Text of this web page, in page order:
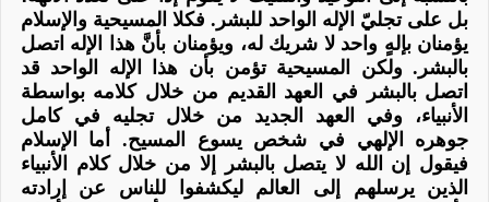
بل علىتجليّ الإله الواحد للبشر . فكلا المسيحية والإسلام
يؤمنان بإلهٍ واحد لا شريك له، ويؤمنان بأنَّ هذا الإله اتصل
بالبشر. ولكن المسيحية تؤمن بأن هذا الإله الواحد قد
اتصل بالبشر في العهد القديم من خلال كلامه بواسطة
الأنبياء، وفي العهد الجديد من خلالتجليه في كامل
جوهره الإلهي في شخص يسوع المسيح. أما الإسلام
فيقول إن الله لا يتصل بالبشر إلا من خلال كلام الأنبياء
الذين يرسلهم إلى العالم ليكشفوا للناس عن إرادته